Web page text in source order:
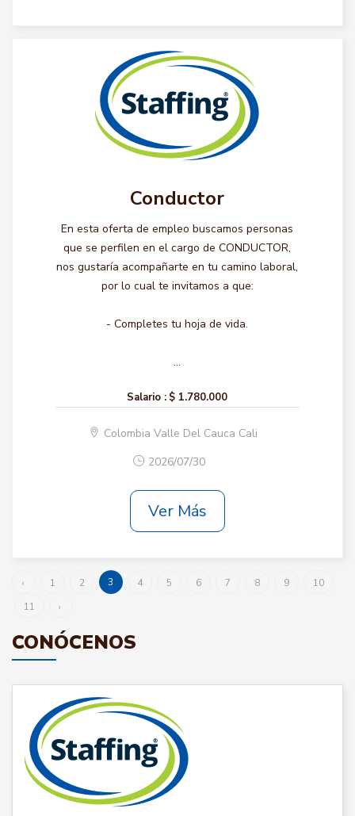
Conductor
En esta oferta de empleo buscamos personas
que se perfilen en el cargo de CONDUCTOR,
nos gustaría acompañarte en tu camino laboral,
por lo cual te invitamos a que:
- Completes tu hoja de vida.
...
Salario : $ 1.780.000
Colombia Valle Del Cauca Cali
2026/07/30
Ver Más
‹ 1 2 3 4 5 6 7 8 9
10
11
›
CONÓCENOS